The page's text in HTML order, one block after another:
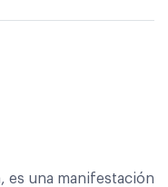
es una manifestación